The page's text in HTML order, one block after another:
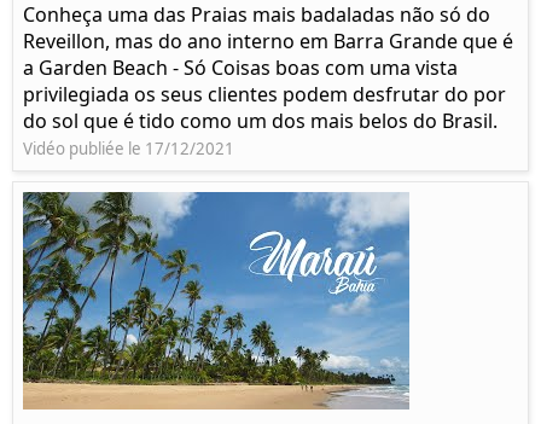
Conheça uma das Praias mais badaladas não só do
Reveillon, mas do ano interno em Barra Grande que é
a Garden Beach - Só Coisas boas com uma vista
privilegiada os seus clientes podem desfrutar do por
do sol que é tido como um dos mais belos do Brasil.
Vidéo publiée le 17/12/2021